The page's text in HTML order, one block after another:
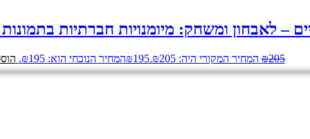
– לאבחון ומשחק: מיומנויות חברתיות
₪205 המחיר המקורי היה: ₪205. ₪195 המחיר הנוכחי הוא: ₪195.